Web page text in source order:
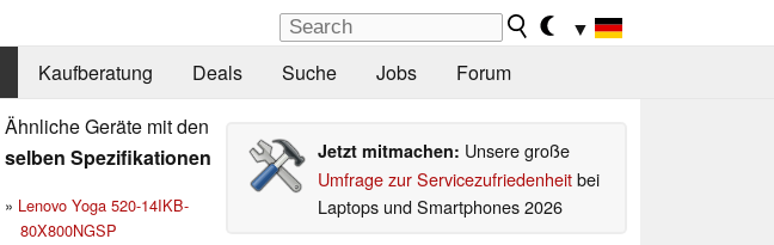
▼
Kaufberatung Deals Suche Jobs Forum
Ähnliche Geräte mit den
selben Spezifikationen
Lenovo Yoga 520-14IKB-
80X800NGSP
Jetzt mitmachen: Unsere große
Umfrage zur Servicezufriedenheitbei
Laptops und Smartphones 2026